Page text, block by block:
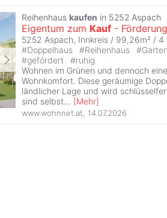
Reihenhaus kaufen in 5252 Aspach
Eigentum zum Kauf -
5252 Aspach, Innkreis / 99,26m² / 4
#Doppelhaus #Reihenhaus #Garten
#gefördert #ruhig
Wohnen im Grünen und dennoch
Wohnkomfort. Diese geräumige
ländlicher Lage und wird
sind selbst... [Mehr]
www.wohnnet.at 14.07.2026